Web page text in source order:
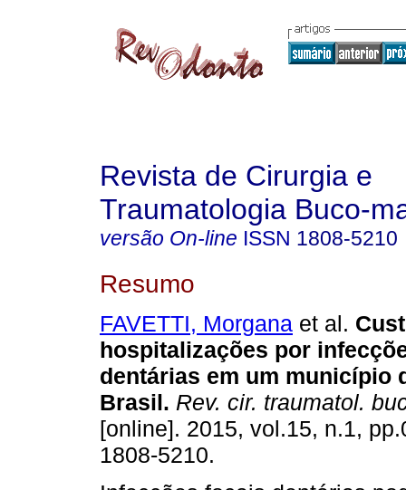
Revista de Cirurgia e
Traumatologia Buco-
versão On-line ISSN 1808-5210
Resumo
FAVETTI, Morgana et al.
hospitalizações por
dentárias em um município
Brasil. Rev. cir. traumatol.
[online]. 2015, vol.15, n.1,
1808-5210.